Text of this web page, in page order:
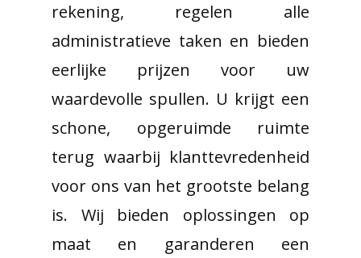
rekening, regelen alle
administratieve taken en bieden
eerlijke prijzen voor uw
waardevolle spullen. U krijgt een
schone, opgeruimde ruimte
terug waarbij klanttevredenheid
voor ons van het grootste belang
is. Wij bieden oplossingen op
maat en garanderen een